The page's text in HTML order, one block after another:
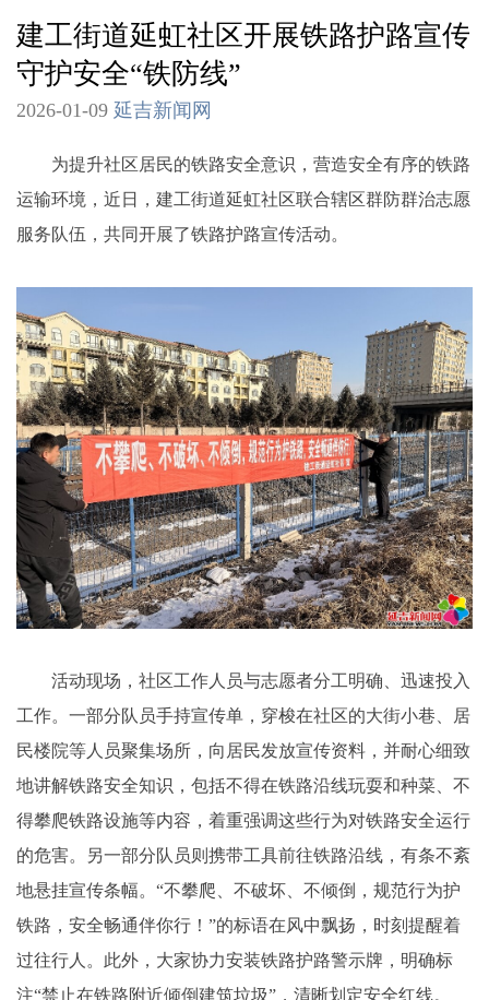
建工街道延虹社区开展铁路护路宣传
守护安全“铁防线”
2026-01-09 延吉新闻网
为提升社区居民的铁路安全意识，营造安全有序的铁路
运输环境，近日，建工街道延虹社区联合辖区群防群治志愿
服务队伍，共同开展了铁路护路宣传活动。
活动现场，社区工作人员与志愿者分工明确、迅速投入
工作。一部分队员手持宣传单，穿梭在社区的大街小巷、居
民楼院等人员聚集场所，向居民发放宣传资料，并耐心细致
地讲解铁路安全知识，包括不得在铁路沿线玩耍和种菜、不
得攀爬铁路设施等内容，着重强调这些行为对铁路安全运行
的危害。另一部分队员则携带工具前往铁路沿线，有条不紊
地悬挂宣传条幅。“不攀爬、不破坏、不倾倒，规范行为护
铁路，安全畅通伴你行！”的标语在风中飘扬，时刻提醒着
过往行人。此外，大家协力安装铁路护路警示牌，明确标
注“禁止在铁路附近倾倒建筑垃圾”，清晰划定安全红线。